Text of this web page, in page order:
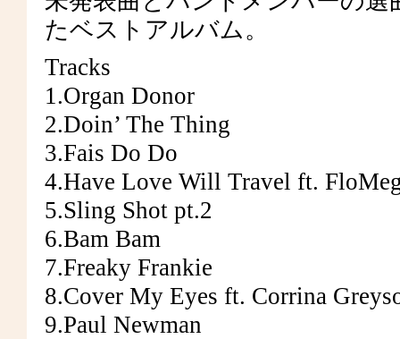
たベストアルバム。
Tracks
1.Organ Donor
2.Doin’ The Thing
3.Fais Do Do
4.Have Love Will Travel ft.
5.Sling Shot pt.2
6.Bam Bam
7.Freaky Frankie
8.Cover My Eyes ft. Corrina
9.Paul Newman